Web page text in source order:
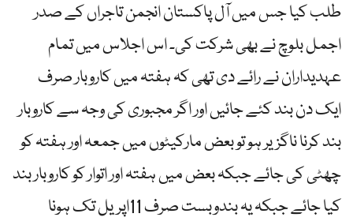
طلب کیا جس میں آل پاکستان انجمن تاجراں کے صدر
اجمل بلوچ نے بھی شرکت کی۔ اس اجلاس میں تمام
عہدیداران نے رائے دی تھی کہ ہفتہ میں کاروبار صرف
ایک دن بند کئے جائیں اور اگر مجبوری کی وجہ سے کاروبار
بند کرنا ناگزیر ہو تو بعض مارکیٹوں میں جمعہ اور ہفتہ کو
چھٹی کی جائے جبکہ بعض میں ہفتہ اور اتوار کو کاروبار بند
کیا جائے جبکہ یہ بندوبست صرف 11اپریل تک ہونا